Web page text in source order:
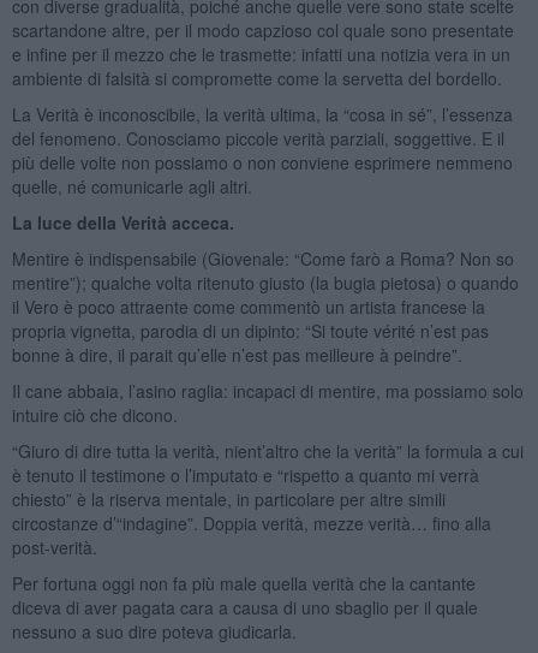
con diverse gradualità, poiché anche quelle vere sono state scelte
scartandone altre, per il modo capzioso col quale sono presentate
e infine per il mezzo che le trasmette: infatti una notizia vera in un
ambiente di falsità si compromette come la servetta del bordello.
La Verità è inconoscibile, la verità ultima, la “cosa in sé”, l’essenza
del fenomeno. Conosciamo piccole verità parziali, soggettive. E il
più delle volte non possiamo o non conviene esprimere nemmeno
quelle, né comunicarle agli altri.
La luce della Verità acceca.
Mentire è indispensabile (Giovenale: “Come farò a Roma? Non so
mentire”); qualche volta ritenuto giusto (la bugia pietosa) o quando
il Vero è poco attraente come commentò un artista francese la
propria vignetta, parodia di un dipinto: “Si toute vérité n’est pas
bonne à dire, il parait qu’elle n’est pas meilleure à peindre”.
Il cane abbaia, l’asino raglia: incapaci di mentire, ma possiamo solo
intuire ciò che dicono.
“Giuro di dire tutta la verità, nient’altro che la verità” la formula a cui
è tenuto il testimone o l’imputato e “rispetto a quanto mi verrà
chiesto” è la riserva mentale, in particolare per altre simili
circostanze d’“indagine”. Doppia verità, mezze verità… fino alla
post-verità.
Per fortuna oggi non fa più male quella verità che la cantante
diceva di aver pagata cara a causa di uno sbaglio per il quale
nessuno a suo dire poteva giudicarla.